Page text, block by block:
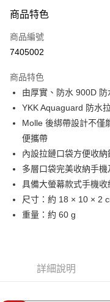
信用卡一次付款
信用卡分期付款
合作金庫商業銀行
華南商業銀行
上海商業儲蓄銀行
國泰世華商業銀行
臺灣中小企業銀行
匯豐（台灣）商業銀行
聯邦商業銀行
元大商業銀行
玉山商業銀行
台新國際商業銀行
台灣樂天信用卡公司
6 期 0 利率 每期
華南商業銀行
上海商業儲蓄銀行
國泰世華商業銀行
臺灣中小企業銀行
匯豐（台灣）商業銀行
聯邦商業銀行
元大商業銀行
玉山商業銀行
台新國際商業銀行
LINE Pay
Apple Pay
街口支付
悠遊付
Google Pay
全盈+PAY
【大哥付你分期使用說明】
商品特色
商品編號
7405002
商品特色
由厚實、防水 900D
YKK Aquaguard 防水
Molle 後綁帶設計不僅
便攜帶
內設拉鏈口袋方便收
多層口袋完美收納手機
具備大螢幕款式手機收
尺寸：約 18 × 10 × 2
重量：約 60 g
詳細說明